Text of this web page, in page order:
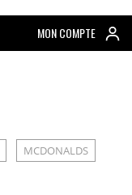
MON COMPTE
MCDONALDS